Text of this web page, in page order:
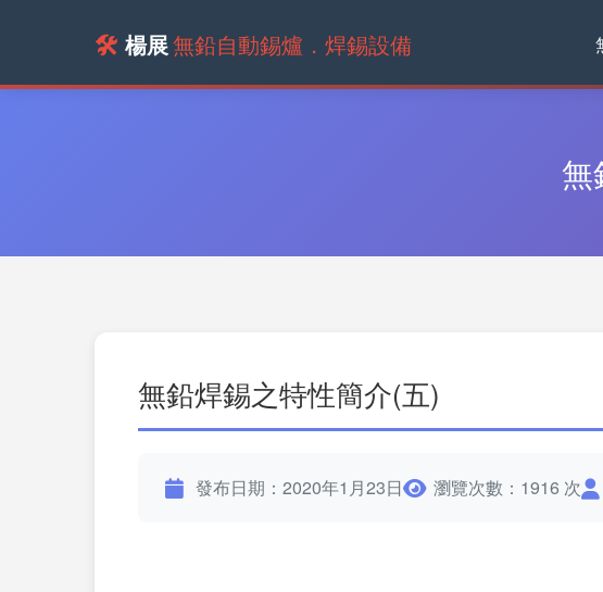
🛠️ 楊展無鉛自動錫爐．焊錫設備
無
無鉛焊錫之特性簡介(五)
發布日期：2020年1月23日 瀏覽次數：1916 次